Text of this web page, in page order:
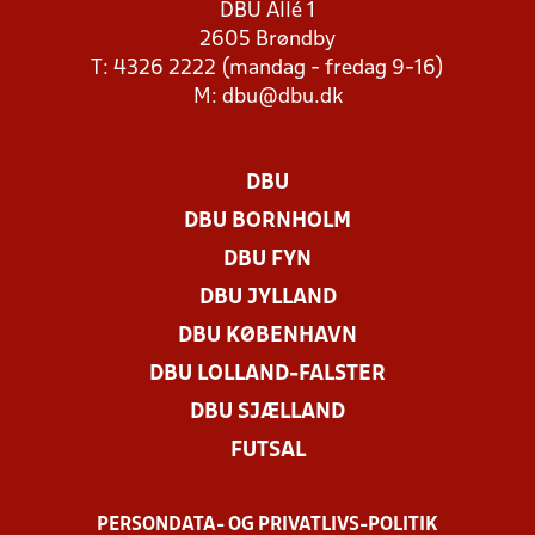
DBU Allé 1
2605 Brøndby
T: 4326 2222 (mandag - fredag 9-16)
M: dbu@dbu.dk
DBU
DBU BORNHOLM
DBU FYN
DBU JYLLAND
DBU KØBENHAVN
DBU LOLLAND-FALSTER
DBU SJÆLLAND
FUTSAL
PERSONDATA- OG PRIVATLIVS-POLITIK